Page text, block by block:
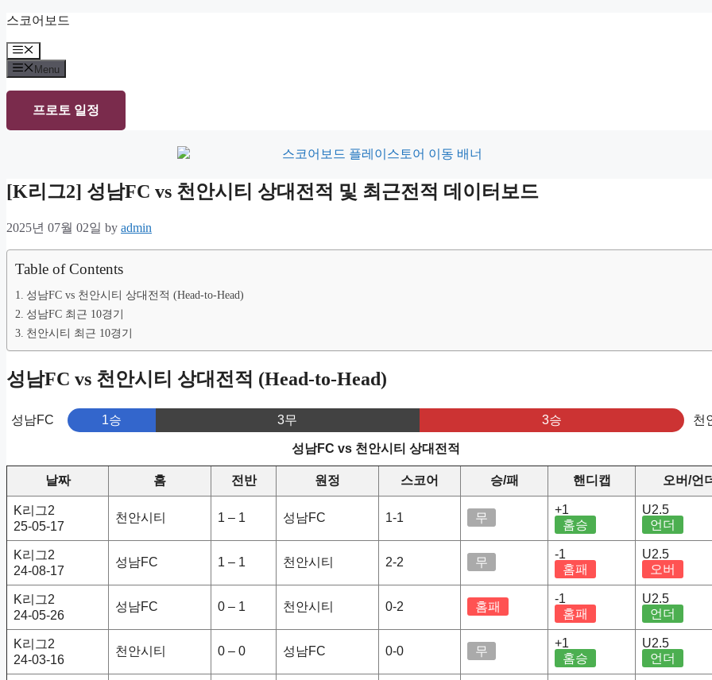
Skip
content
스코어보드
Menu
Menu
프로토 일정
[K리그2] 성남FC vs 천안시티 상대전적 및 최근전적 데이터보드
2025년 07월 02일 by admin
Table of Contents
성남FC vs 천안시티 상대전적 (Head-to-Head)
성남FC 최근 10경기
천안시티 최근 10경기
성남FC vs 천안시티 상대전적 (Head-to-Head)
성남FC 1승 3무 3승 천
성남FC vs 천안시티 상대전적
날짜 홈 전반 원정 스코어 승/패 핸디캡 오버/언
K리그2
25-05-17
천안시티 1 – 1 성남FC 1-1 무
+1
홈승
U2.5
언더
K리그2
24-08-17
성남FC 1 – 1 천안시티 2-2 무
-1
홈패
U2.5
오버
K리그2
24-05-26
성남FC 0 – 1 천안시티 0-2 홈패
-1
홈패
U2.5
언더
K리그2
24-03-16
천안시티 0 – 0 성남FC 0-0 무
+1
홈승
U2.5
언더